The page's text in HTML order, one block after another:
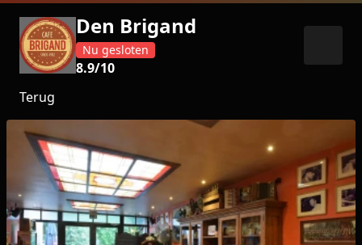
Den Brigand
Nu gesloten
8.9/10
Terug